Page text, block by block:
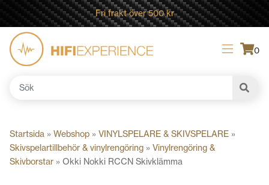
Fri frakt över 500 kr
0
Sök
Startsida » Webshop » VINYLSPELARE & SKIVSPELARE »
Skivspelartillbehör & vinylrengöring » Vinylrengöring &
Skivborstar » Okki Nokki RCCN Skivklämma